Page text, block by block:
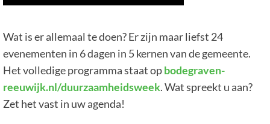
Wat is er allemaal te doen?Er zijn maar liefst 24
evenementen in 6 dagen in 5 kernen van de gemeente.
Het volledige programma staat opbodegraven-
reeuwijk.nl/duurzaamheidsweek. Wat spreekt u aan?
Zet het vast in uw agenda!